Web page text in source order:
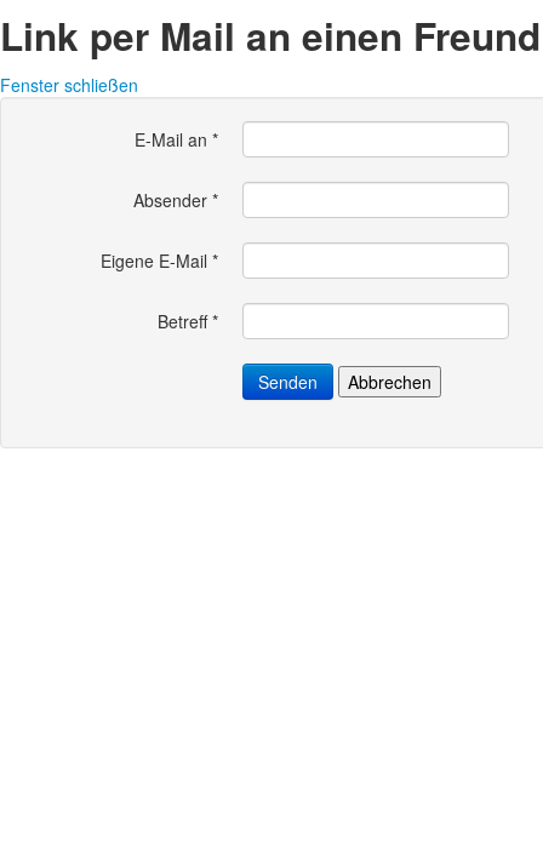
Link per Mail an einen
Fenster schließen
E-Mail an *
Absender *
Eigene E-Mail *
Betreff*
Senden Abbrechen